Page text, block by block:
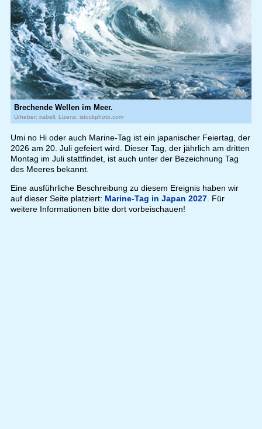
Brechende Wellen im Meer.
Urheber: irabell, Lizenz: istockphoto.com
Umi no Hi oder auch Marine-Tag ist ein japanischer Feiertag, der
2026 am 20. Juli gefeiert wird. Dieser Tag, der jährlich am dritten
Montag im Juli stattfindet, ist auch unter der Bezeichnung Tag
des Meeres bekannt.
Eine ausführliche Beschreibung zu diesem Ereignis haben wir
auf dieser Seite platziert: Marine-Tag in Japan 2027. Für
weitere Informationen bitte dort vorbeischauen!